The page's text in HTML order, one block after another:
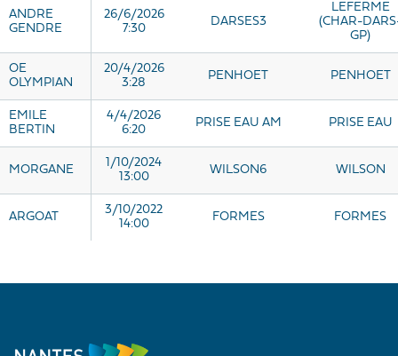
ANDRE
GENDRE
26/6/2026
7:30
DARSES3
LEFERME
(CHAR-
GP)
OE
OLYMPIAN
20/4/2026
3:28
PENHOET PENHOET
EMILE
BERTIN
4/4/2026
6:20
PRISE EAU AM PRISE EAU
MORGANE
1/10/2024
13:00
WILSON6 WILSON
ARGOAT
3/10/2022
14:00
FORMES FORMES